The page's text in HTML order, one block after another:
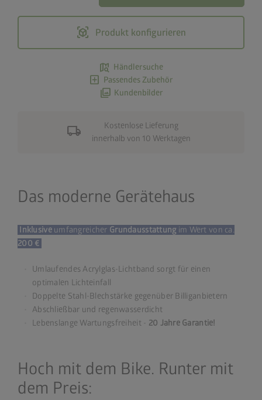
view_in_ar Produkt konfigurieren
map_search Händlersuche
add_box Passendes Zubehör
photo_library Kundenbilder
local_shipping
Kostenlose Lieferung
innerhalb von 10 Werktagen
Das moderne Gerätehaus
Inklusive umfangreicher Grundausstattung im Wert von ca.
200 €
Umlaufendes Acrylglas-Lichtband sorgt für einen
optimalen Lichteinfall
Doppelte Stahl-Blechstärke gegenüber Billiganbietern
Abschließbar und regenwasserdicht
Lebenslange Wartungsfreiheit - 20 Jahre Garantie!
Hoch mit dem Bike. Runter mit
dem Preis: